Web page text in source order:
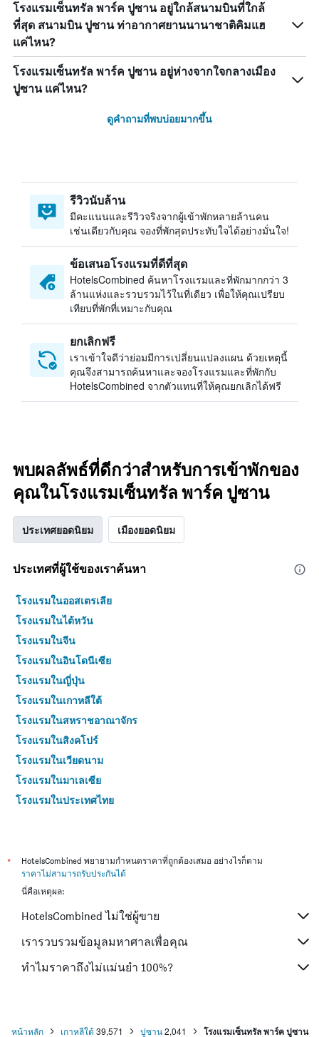
โรงแรมเซ็นทรัล พาร์ค ปูซาน อยู่ใกล้สนามบินที่ใกล้
ที่สุด สนามบิน ปูซาน ท่าอากาศยานนานาชาติคิมแฮ
แค่ไหน?
โรงแรมเซ็นทรัล พาร์ค ปูซาน อยู่ห่างจากใจกลางเมือง
ปูซาน แค่ไหน?
ดูคำถามที่พบบ่อยมากขึ้น
รีวิวนับล้าน
มีคะแนนและรีวิวจริงจากผู้เข้าพักหลายล้านคน
เช่นเดียวกับคุณ จองที่พักสุดประทับใจได้อย่างมั่นใจ!
ข้อเสนอโรงแรมที่ดีที่สุด
HotelsCombined ค้นหาโรงแรมและที่พักมากกว่า 3
ล้านแห่งและรวบรวมไว้ในที่เดียว เพื่อให้คุณเปรียบ
เทียบที่พักที่เหมาะกับคุณ
ยกเลิกฟรี
เราเข้าใจดีว่าย่อมมีการเปลี่ยนแปลงแผน ด้วยเหตุนี้
คุณจึงสามารถค้นหาและจองโรงแรมและที่พักกับ
HotelsCombined จากตัวแทนที่ให้คุณยกเลิกได้ฟรี
พบผลลัพธ์ที่ดีกว่าสำหรับการเข้าพักของ
คุณในโรงแรมเซ็นทรัล พาร์ค ปูซาน
ประเทศยอดนิยม เมืองยอดนิยม
ประเทศที่ผู้ใช้ของเราค้นหา
โรงแรมในออสเตรเลีย
โรงแรมในไต้หวัน
โรงแรมในจีน
โรงแรมในอินโดนีเซีย
โรงแรมในญี่ปุ่น
โรงแรมในเกาหลีใต้
โรงแรมในสหราชอาณาจักร
โรงแรมในสิงคโปร์
โรงแรมในเวียดนาม
โรงแรมในมาเลเซีย
โรงแรมในประเทศไทย
*
HotelsCombined พยายามกำหนดราคาที่ถูกต้องเสมอ อย่างไรก็ตาม
ราคาไม่สามารถรับประกันได้
นี่คือเหตุผล:
HotelsCombined ไม่ใช่ผู้ขาย
เรารวบรวมข้อมูลมหาศาลเพื่อคุณ
ทำไมราคาถึงไม่แม่นยำ 100%?
หน้าหลัก เกาหลีใต้ 39,571 ปูซาน 2,041 โรงแรมเซ็นทรัล พาร์ค ปูซาน